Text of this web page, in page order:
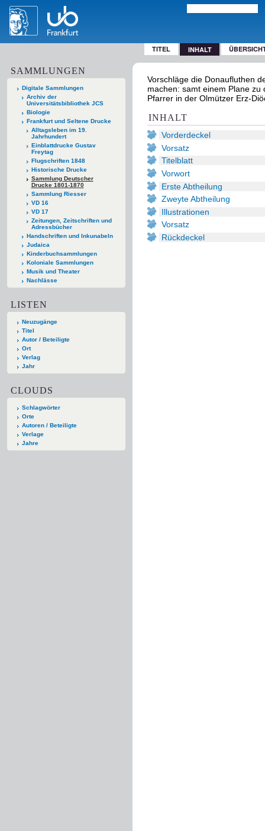
TITEL INHALT
SAMMLUNGEN
Digitale Sammlungen
Archiv der
Universitätsbibliothek JCS
Biologie
Frankfurt und Seltene Drucke
Alltagsleben im 19.
Jahrhundert
Einblattdrucke Gustav
Freytag
Flugschriften 1848
Historische Drucke
Sammlung Deutscher
Drucke 1801-1870
Sammlung Riesser
VD 16
VD 17
Zeitungen, Zeitschriften und
Adressbücher
Handschriften und Inkunabeln
Judaica
Kinderbuchsammlungen
Koloniale Sammlungen
Musik und Theater
Nachlässe
LISTEN
Neuzugänge
Titel
Autor / Beteiligte
Ort
Verlag
Jahr
CLOUDS
Schlagwörter
Orte
Autoren / Beteiligte
Verlage
Jahre
Vorschläge die Donaufluthen
machen: samt einem Plane
Pfarrer in der Olmützer Erz-
INHALT
Vorderdeckel
Vorsatz
Titelblatt
Vorwort
Erste Abtheilung
Zweyte Abtheilung
Illustrationen
Vorsatz
Rückdeckel